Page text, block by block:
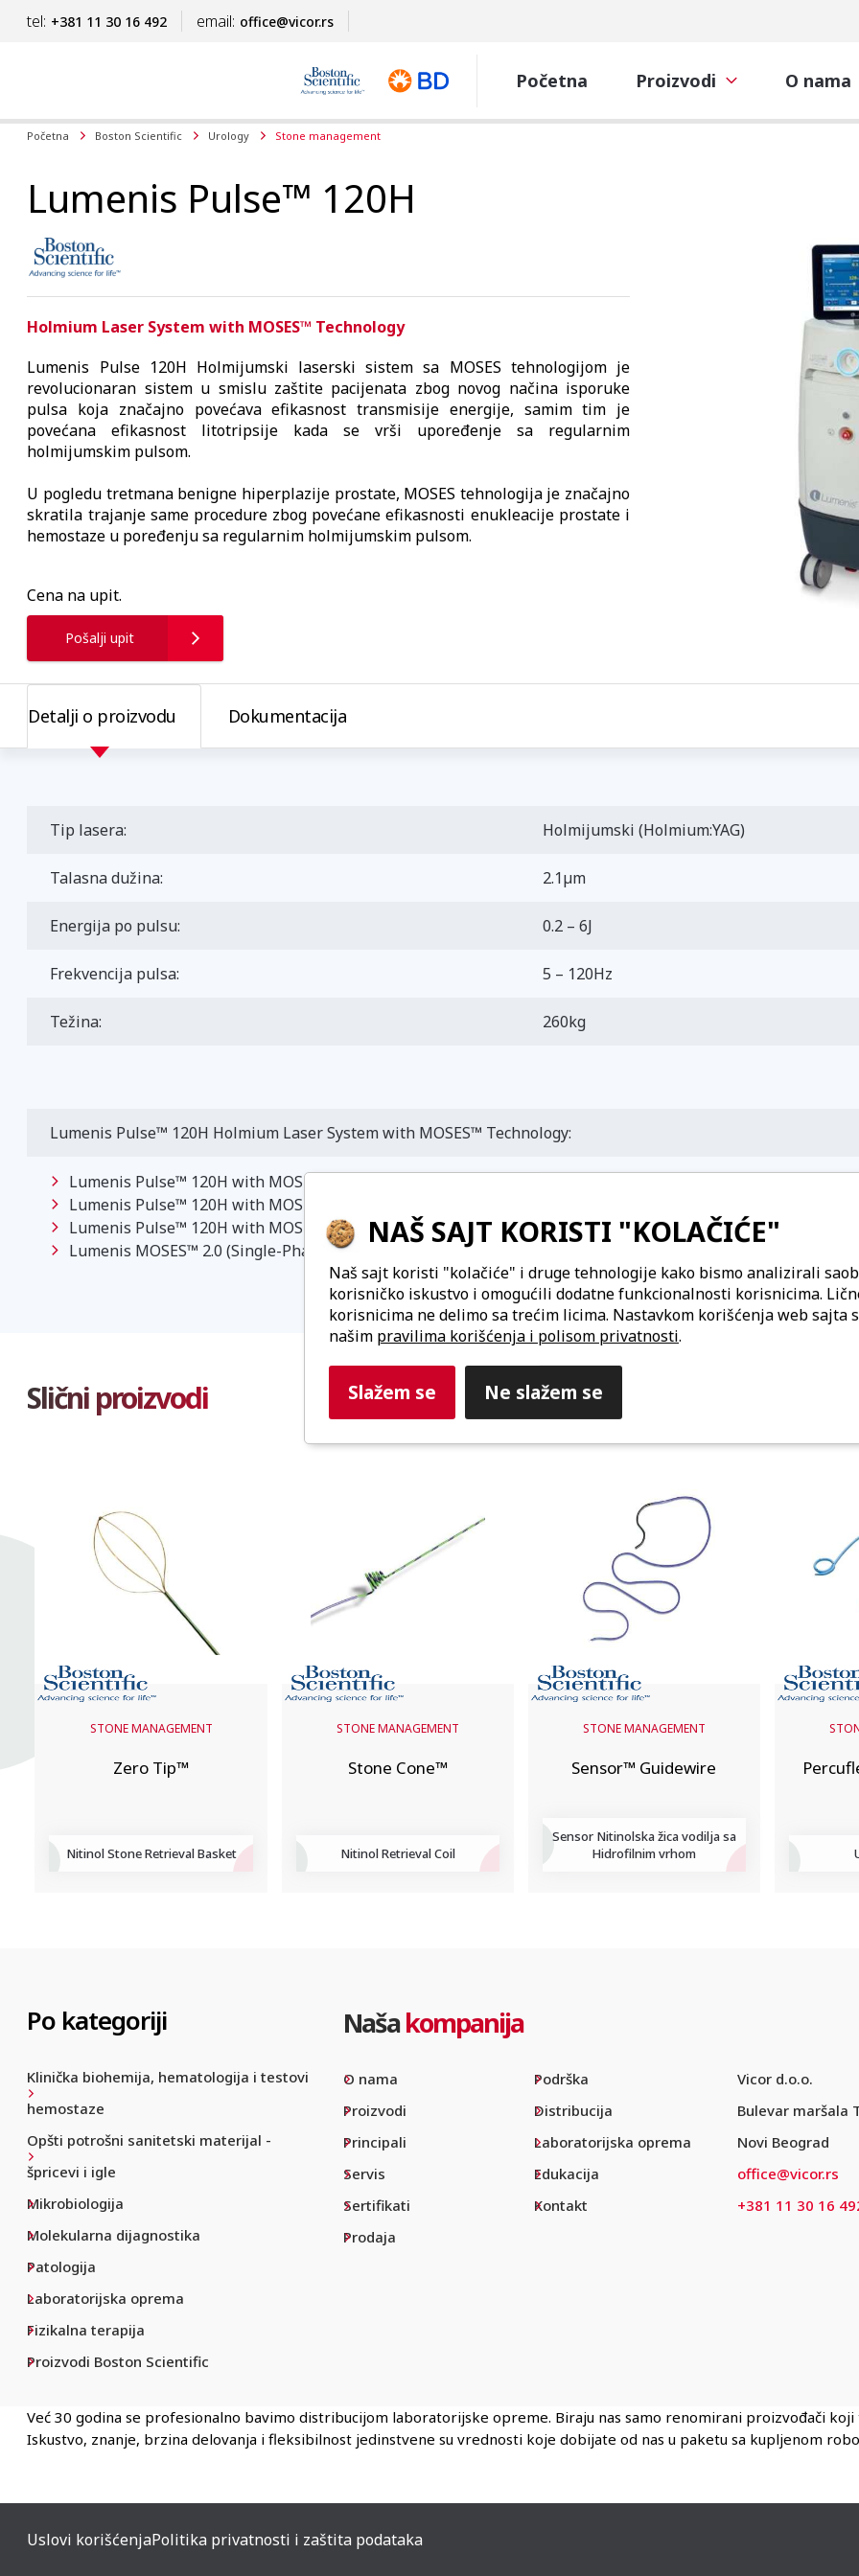
tel: +381 11 30 16 492 email: office@vicor.rs
Početna Proizvodi O nama
Početna Boston Scientific Urology Stone management
Lumenis Pulse™ 120H
Holmium Laser System with MOSES™ Technology
Lumenis Pulse 120H Holmijumski laserski sistem sa MOSES tehnologijom je
revolucionaran sistem u smislu zaštite pacijenata zbog novog načina isporuke
pulsa koja značajno povećava efikasnost transmisije energije, samim tim je
povećana efikasnost litotripsije kada se vrši upoređenje sa regularnim
holmijumskim pulsom.
U pogledu tretmana benigne hiperplazije prostate, MOSES tehnologija je značajno
skratila trajanje same procedure zbog povećane efikasnosti enukleacije prostate i
hemostaze u poređenju sa regularnim holmijumskim pulsom.
Cena na upit.
Pošalji upit
Detalji o proizvodu Dokumentacija
Tip lasera: Holmijumski (Holmium:YAG)
Talasna dužina: 2.1µm
Energija po pulsu: 0.2 – 6J
Frekvencija pulsa: 5 – 120Hz
Težina: 260kg
Lumenis Pulse™ 120H Holmium Laser System with MOSES™ Technology:
Lumenis Pulse™ 120H with MOSES™ Technology (Single-Phase, 50 Hz, 32 A)
Lumenis Pulse™ 120H with MOSES™ Technology (Single-Phase, 50 Hz)
Lumenis Pulse™ 120H with MOSES™ Technology (Three-Phase, 50 Hz)
Lumenis MOSES™ 2.0 (Single-Phase, 50 Hz)
Slični proizvodi
STONE MANAGEMENT
Zero Tip™
Nitinol Stone Retrieval Basket
STONE MANAGEMENT
Stone Cone™
Nitinol Retrieval Coil
STONE MANAGEMENT
Sensor™ Guidewire
Sensor Nitinolska žica vodilja sa
Hidrofilnim vrhom
Po kategoriji
Klinička biohemija, hematologija i testovi
hemostaze
Opšti potrošni sanitetski materijal -
špricevi i igle
Mikrobiologija
Molekularna dijagnostika
Patologija
Laboratorijska oprema
Fizikalna terapija
Proizvodi Boston Scientific
Našakompanija
O nama
Proizvodi
Principali
Servis
Sertifikati
Prodaja
Podrška
Distribucija
Laboratorijska oprema
Edukacija
Kontakt
Vicor d.o.o.
Bulevar maršala
Novi Beograd
office@vicor.rs
+381 11 30 16
Već 30 godina se profesionalno bavimo distribucijom laboratorijske opreme. Biraju nas samo renomirani proizvođači
Iskustvo, znanje, brzina delovanja i fleksibilnost jedinstvene su vrednosti koje dobijate od nas u paketu sa kupljenom
Uslovi korišćenjaPolitika privatnosti i zaštita podataka
NAŠ SAJT KORISTI "KOLAČIĆE"
Naš sajt koristi "kolačiće" i druge tehnologije kako bismo analizirali
korisničko iskustvo i omogućili dodatne funkcionalnosti korisnicima.
korisnicima ne delimo sa trećim licima. Nastavkom korišćenja web sajta
našim pravilima korišćenja i polisom privatnosti.
Slažem se Ne slažem se